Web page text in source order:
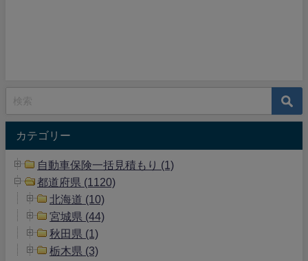
カテゴリー
自動車保険一括見積もり (1)
都道府県 (1120)
北海道 (10)
宮城県 (44)
秋田県 (1)
栃木県 (3)